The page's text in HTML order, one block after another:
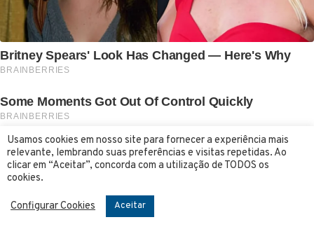
Usamos cookies em nosso site para fornecer a experiência mais
relevante, lembrando suas preferências e visitas repetidas. Ao
clicar em “Aceitar”, concorda com a utilização de TODOS os
cookies.
Configurar Cookies Aceitar